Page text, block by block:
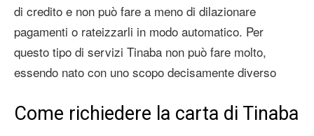
di credito e non può fare a meno di dilazionare
pagamenti o rateizzarli in modo automatico. Per
questo tipo di servizi Tinaba non può fare molto,
essendo nato con uno scopo decisamente diverso
Come richiedere la carta di Tinaba